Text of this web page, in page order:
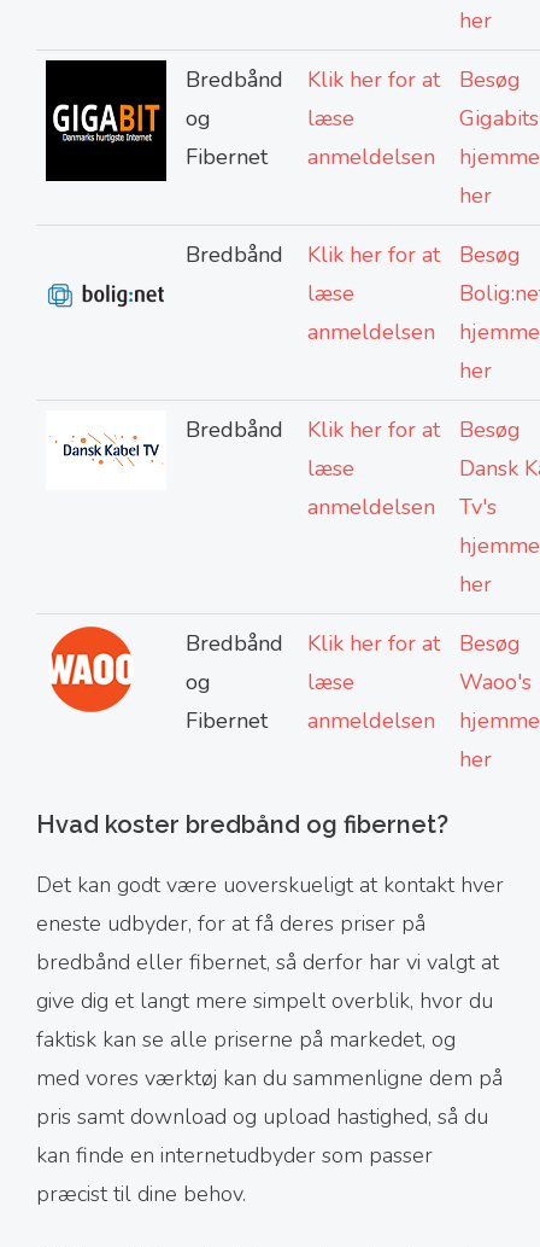
her
Bredbånd
og
Fibernet
Klik her for at
læse
anmeldelsen
Besøg
Gigabits
her
Bredbånd
Klik her for at
læse
anmeldelsen
Besøg
her
Bredbånd
Klik her for at
læse
anmeldelsen
Besøg
Dansk
Tv's
her
Bredbånd
og
Fibernet
Klik her for at
læse
anmeldelsen
Besøg
Waoo's
her
Hvad koster bredbånd og fibernet?
Det kan godt være uoverskueligt at kontakt hver
eneste udbyder, for at få deres priser på
bredbånd eller fibernet, så derfor har vi valgt at
give dig et langt mere simpelt overblik, hvor du
faktisk kan se alle priserne på markedet, og
med vores værktøj kan du sammenligne dem på
pris samt download og upload hastighed, så du
kan finde en internetudbyder som passer
præcist til dine behov.